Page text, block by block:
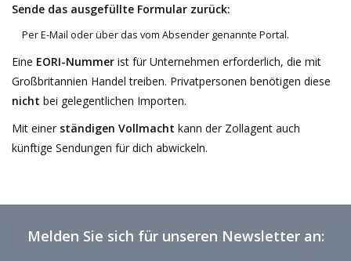
Sende das ausgefüllte Formular zurück:
Per E-Mail oder über das vom Absender genannte Portal.
Eine EORI-Nummer ist für Unternehmen erforderlich, die mit
Großbritannien Handel treiben. Privatpersonen benötigen diese
nicht bei gelegentlichen Importen.
Mit einer ständigen Vollmacht kann der Zollagent auch
künftige Sendungen für dich abwickeln.
Melden Sie sich für unseren Newsletter an: